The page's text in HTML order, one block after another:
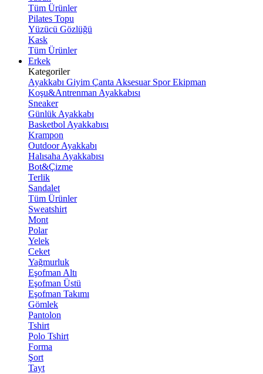
Tüm Ürünler
Pilates Topu
Yüzücü Gözlüğü
Kask
Tüm Ürünler
Erkek
Kategoriler
Ayakkabı Giyim Çanta Aksesuar Spor Ekipman
Koşu&Antrenman Ayakkabısı
Sneaker
Günlük Ayakkabı
Basketbol Ayakkabısı
Krampon
Outdoor Ayakkabı
Halısaha Ayakkabısı
Bot&Çizme
Terlik
Sandalet
Tüm Ürünler
Sweatshirt
Mont
Polar
Yelek
Ceket
Yağmurluk
Eşofman Altı
Eşofman Üstü
Eşofman Takımı
Gömlek
Pantolon
Tshirt
Polo Tshirt
Forma
Şort
Tayt